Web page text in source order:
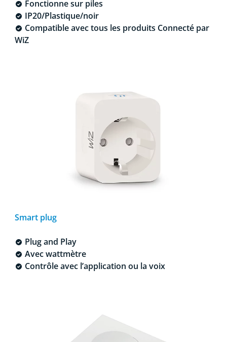
Fonctionne sur piles
IP20/Plastique/noir
Compatible avec tous les produits Connecté par
WiZ
Smart plug
Plug and Play
Avec wattmètre
Contrôle avec l’application ou la voix